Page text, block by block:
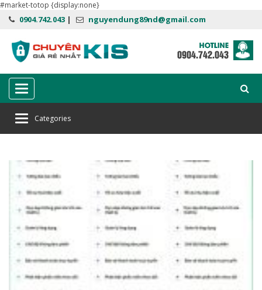
#market-totop {display:none}
0904.742.043 | nguyendung89nd@gmail.com
Categories
Categories
Home so sánh các phiên bản Kaspersky